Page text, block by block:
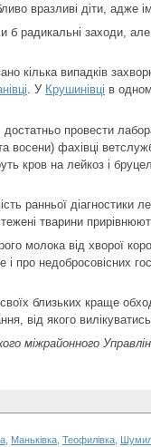
вразливі діти, адже
б радикальні заходи,
кілька випадків
. У Крушинівці в
достатньо провести
восени) фахівці
кров на лейкоз і
ранньої діагностики
тварини
молока від хворої
про недобросовісних
близьких краще
від якого
міжрайонного
Маньківка Теофилівка